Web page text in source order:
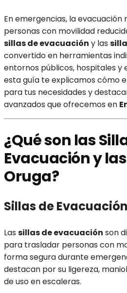
En emergencias, la evacuación
personas con movilidad
sillas de evacuación y las
convertido en herramientas
entornos públicos, hospitales y
esta guía te explicamos cómo
para tus necesidades y
avanzados que ofrecemos en
¿Qué son las
Evacuación y
Oruga?
Sillas de Evacuación
Las sillas de evacuación son
para trasladar personas con
forma segura durante
destacan por su ligereza,
de uso en escaleras.